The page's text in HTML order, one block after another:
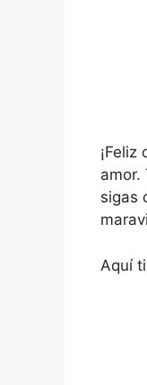
amor.
sigas
Aquí